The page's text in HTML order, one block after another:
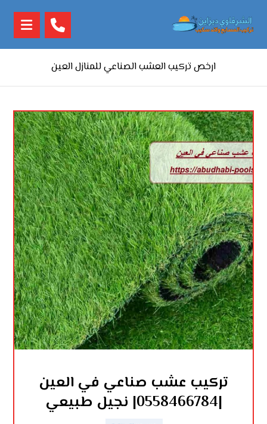
ارخص تركيب العشب الصناعي للمنازل العين
تركيب عشب صناعي في العين
|0558466784| نجيل طبيعي